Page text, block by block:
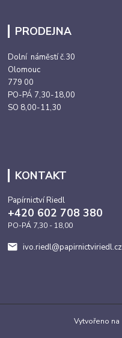
PRODEJNA
Dolní náměstí č.30
Olomouc
779 00
PO-PÁ 7,30-18,00
SO 8,00-11,30
KONTAKT
Papírnictví Riedl
+420 602 708 380
PO-PÁ 7,30 - 18,00
ivo.riedl@papirnictviriedl.cz
Vytvořeno na